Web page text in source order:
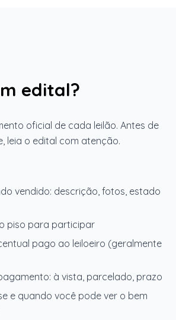
edital?
oficial de cada leilão. Antes de
leia o edital com atenção.
vendido: descrição, fotos, estado
piso para participar
pago ao leiloeiro (geralmente
à vista, parcelado, prazo
e quando você pode ver o bem